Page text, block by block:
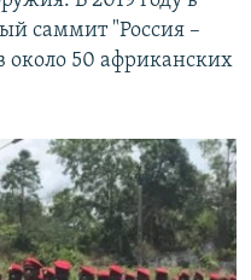
саммит "Россия –
около 50 африканских